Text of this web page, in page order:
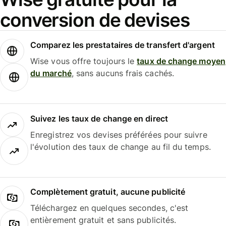
conversion de devises
Comparez les prestataires de transfert d'argent
Wise vous offre toujours letaux de change moyen
du marché, sans aucuns frais cachés.
Suivez les taux de change en direct
Enregistrez vos devises préférées pour suivre
l'évolution des taux de change au fil du temps.
Complètement gratuit, aucune publicité
Téléchargez en quelques secondes, c'est
entièrement gratuit et sans publicités.